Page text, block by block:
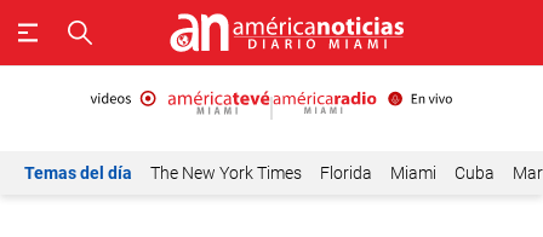
Temas del día The New York Times Florida Miami Cuba